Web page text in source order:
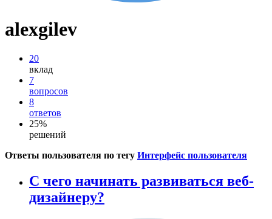
alexgilev
20
вклад
7
вопросов
8
ответов
25%
решений
Ответы пользователя по тегу Интерфейс пользователя
С чего начинать развиваться веб-
дизайнеру?